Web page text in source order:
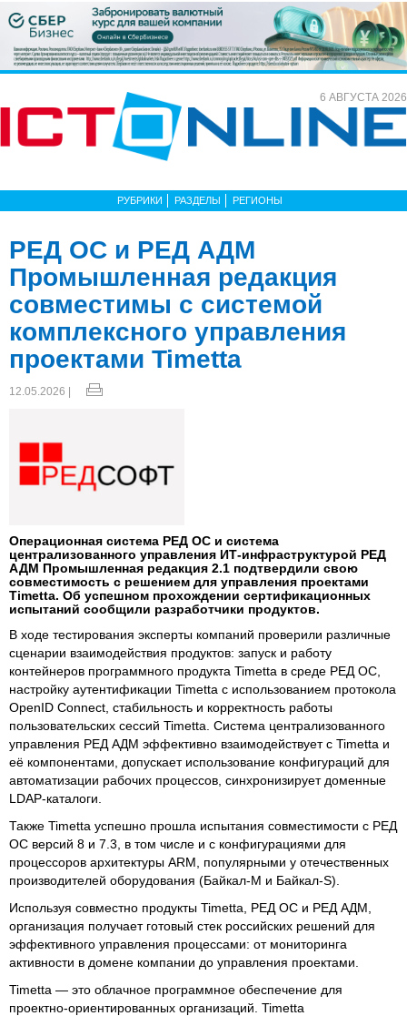
6 АВГУСТА 2026
РУБРИКИ РАЗДЕЛЫ РЕГИОНЫ
РЕД ОС и РЕД АДМ
Промышленная редакция
совместимы с системой
комплексного управления
проектами Timetta
12.05.2026 |
Операционная система РЕД ОС и система
централизованного управления ИТ-инфраструктурой РЕД
АДМ Промышленная редакция 2.1 подтвердили свою
совместимость с решением для управления проектами
Timetta. Об успешном прохождении сертификационных
испытаний сообщили разработчики продуктов.
В ходе тестирования эксперты компаний проверили различные
сценарии взаимодействия продуктов: запуск и работу
контейнеров программного продукта Timetta в среде РЕД ОС,
настройку аутентификации Timetta с использованием протокола
OpenID Connect, стабильность и корректность работы
пользовательских сессий Timetta. Система централизованного
управления РЕД АДМ эффективно взаимодействует с Timetta и
её компонентами, допускает использование конфигураций для
автоматизации рабочих процессов, синхронизирует доменные
LDAP-каталоги.
Также Timetta успешно прошла испытания совместимости с РЕД
ОС версий 8 и 7.3, в том числе и с конфигурациями для
процессоров архитектуры ARM, популярными у отечественных
производителей оборудования (Байкал-М и Байкал-S).
Используя совместно продукты Timetta, РЕД ОС и РЕД АДМ,
организация получает готовый стек российских решений для
эффективного управления процессами: от мониторинга
активности в домене компании до управления проектами.
Timetta — это облачное программное обеспечение для
проектно-ориентированных организаций. Timetta